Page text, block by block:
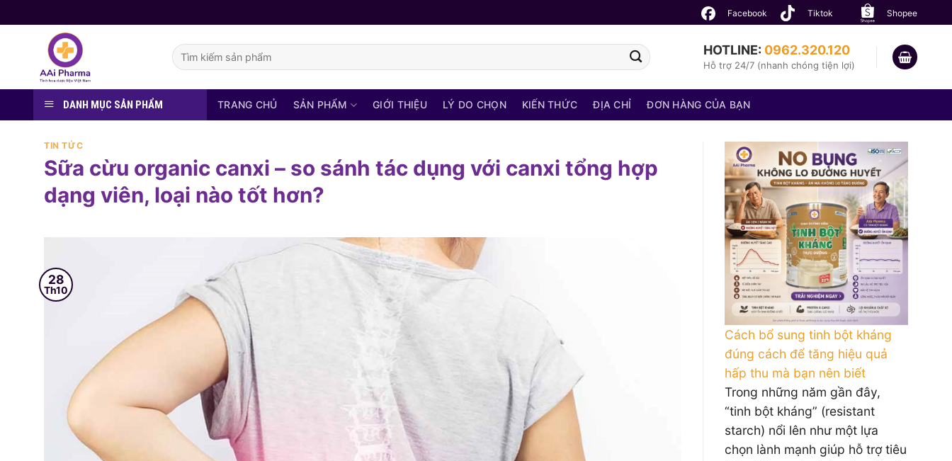
to
Facebook Tiktok Shopee
Tìm
kiếm:
HOTLINE: 0962.320.120
Hỗ trợ 24/7 (nhanh chóng tiện lợi)
DANH MỤC SẢN PHẨM TRANG CHỦ SẢN PHẨM GIỚI THIỆU LÝ DO CHỌN KIẾN THỨC ĐỊA CHỈ ĐƠN HÀNG CỦA BẠN
TIN TỨC
Sữa cừu organic canxi – so sánh tác dụng với canxi tổng hợp
dạng viên, loại nào tốt hơn?
28
Th10
Cách bổ sung tinh bột kháng
đúng cách để tăng hiệu quả
hấp thu mà bạn nên biết
Trong những năm gần đây,
“tinh bột kháng” (resistant
starch) nổi lên như một lựa
chọn lành mạnh giúp hỗ trợ tiêu